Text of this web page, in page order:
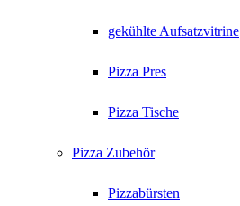
gekühlte Aufsatzvitrine
Pizza Pres
Pizza Tische
Pizza Zubehör
Pizzabürsten